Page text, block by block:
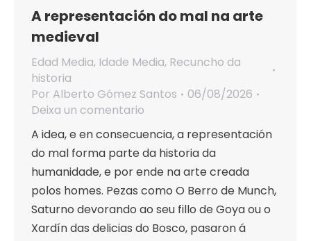
A representación do mal na arte
medieval
Edad Media, Idade Media, Recuncho da
historia
Por Alberto Gómez Santos
06/08/2026
Deixa un comentario
A idea, e en consecuencia, a representación
do mal forma parte da historia da
humanidade, e por ende na arte creada
polos homes. Pezas como O Berro de Munch,
Saturno devorando ao seu fillo de Goya ou o
Xardín das delicias do Bosco, pasaron á